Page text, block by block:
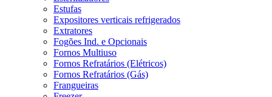
Estufas
Expositores verticais refrigerados
Extratores
Fogões Ind. e Opcionais
Fornos Multiuso
Fornos Refratários (Elétricos)
Fornos Refratários (Gás)
Frangueiras